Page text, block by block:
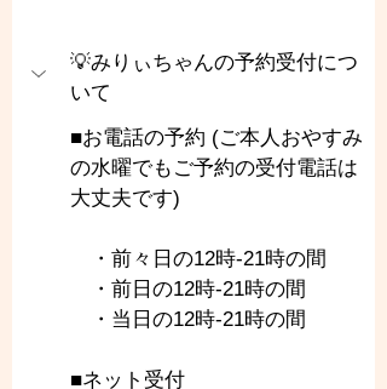
💡みりぃちゃんの予約受付につ
いて
■お電話の予約 (ご本人おやすみ
の水曜でもご予約の受付電話は
大丈夫です)
・前々日の12時-21時の間
・前日の12時-21時の間
・当日の12時-21時の間
■ネット受付